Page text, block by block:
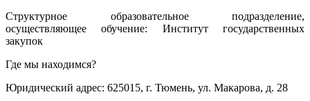
Структурное образовательное подразделение,
осуществляющее обучение: Институт государственных
закупок
Где мы находимся?
Юридический адрес: 625015, г. Тюмень, ул. Макарова, д. 28